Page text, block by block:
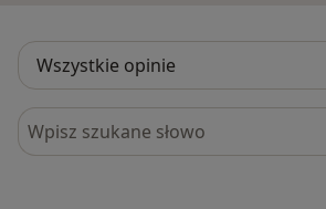
Szukaj w opiniach